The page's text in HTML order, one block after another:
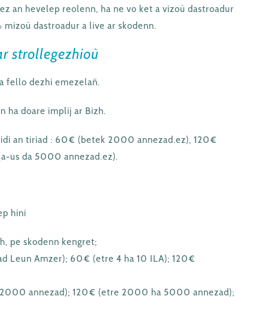
an hevelep reolenn, ha ne vo ket a vizoù dastroadur
mizoù dastroadur a live ar skodenn.
strollegezhioù
fello dezhi emezelañ.
ha doare implij ar Bizh.
an tiriad : 60€ (betek 2000 annezad.ez), 120€
us da 5000 annezad.ez).
hini
pe skodenn kengret;
Leun Amzer); 60€ (etre 4 ha 10 ILA); 120€
annezad); 120€ (etre 2000 ha 5000 annezad);